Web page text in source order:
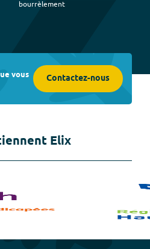
bourrèlement
vous Contactez-nous
Elix